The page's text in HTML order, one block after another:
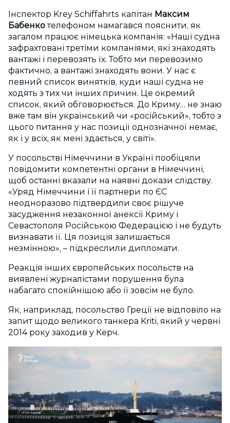
Інспектор Krey Schiffahrts капітан Максим
Бабенкотелефоном намагався пояснити, як
загалом працює німецька компанія: «Наші судна
зафрахтовані третіми компаніями, які знаходять
вантажі і перевозять їх. Тобто ми перевозимо
фактично, а вантажі знаходять вони. У нас є
певний список винятків, куди наші судна не
ходять з тих чи інших причин. Це окремий
список, який обговорюється. До Криму… не знаю
вже там він український чи «російський», тобто з
цього питання у нас позиції однозначної немає,
як і у всіх, як мені здається, у світі».
У посольстві Німеччини в Україні пообіцяли
повідомити компетентні органи в Німеччині,
щоб останні вказали на наявні докази слідству.
«Уряд Німеччини і її партнери по ЄС
неодноразово підтвердили своє рішуче
засудження незаконної анексії Криму і
Севастополя Російською Федерацією і не будуть
визнавати її. Ця позиція залишається
незмінною», – підкреслили дипломати.
Реакція інших європейських посольств на
виявлені журналістами порушення була
набагато спокійнішою або її зовсім не було.
Як, наприклад, посольство Греції не відповіло на
запит щодо великого танкера Kriti, який у червні
2014 року заходив у Керч.